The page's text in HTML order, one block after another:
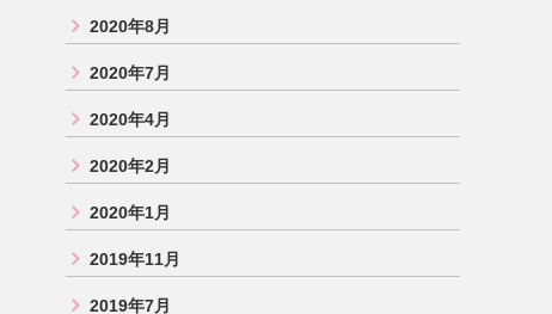
2020年8月
2020年7月
2020年4月
2020年2月
2020年1月
2019年11月
2019年7月